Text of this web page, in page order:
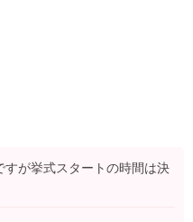
が挙式スタートの時間は決